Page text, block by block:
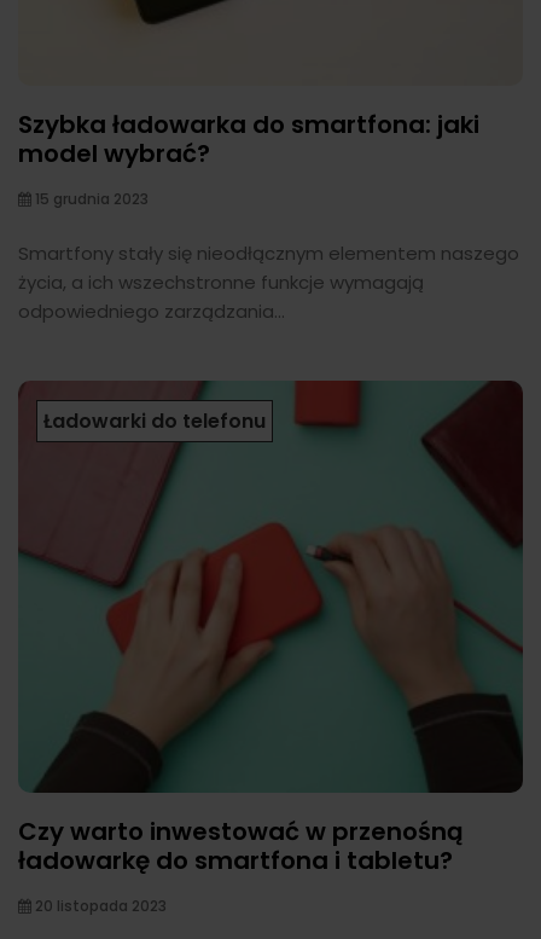
Szybka ładowarka do smartfona: jaki
model wybrać?
15 grudnia 2023
Smartfony stały się nieodłącznym elementem naszego
życia, a ich wszechstronne funkcje wymagają
odpowiedniego zarządzania...
Ładowarki do telefonu
Czy warto inwestować w przenośną
ładowarkę do smartfona i tabletu?
20 listopada 2023